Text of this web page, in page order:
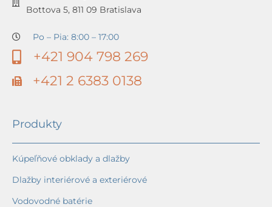
Bottova 5, 811 09 Bratislava
Po – Pia: 8:00 – 17:00
+421 904 798 269
+421 2 6383 0138
Produkty
Kúpeľňové obklady a dlažby
Dlažby interiérové a exteriérové
Vodovodné batérie